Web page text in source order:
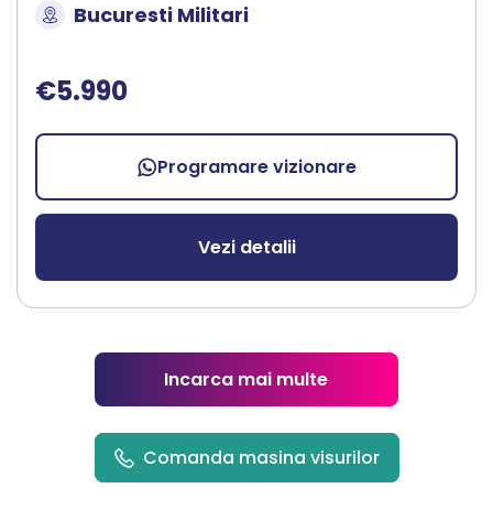
Bucuresti Militari
€5.990
Programare vizionare
Vezi detalii
Incarca mai multe
Comanda masina visurilor